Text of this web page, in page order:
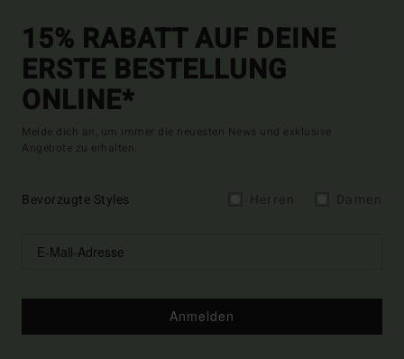
15% RABATT AUF DEINE
ERSTE BESTELLUNG
ONLINE*
Melde dich an, um immer die neuesten News und exklusive
Angebote zu erhalten.
Bevorzugte Styles
Anmelden